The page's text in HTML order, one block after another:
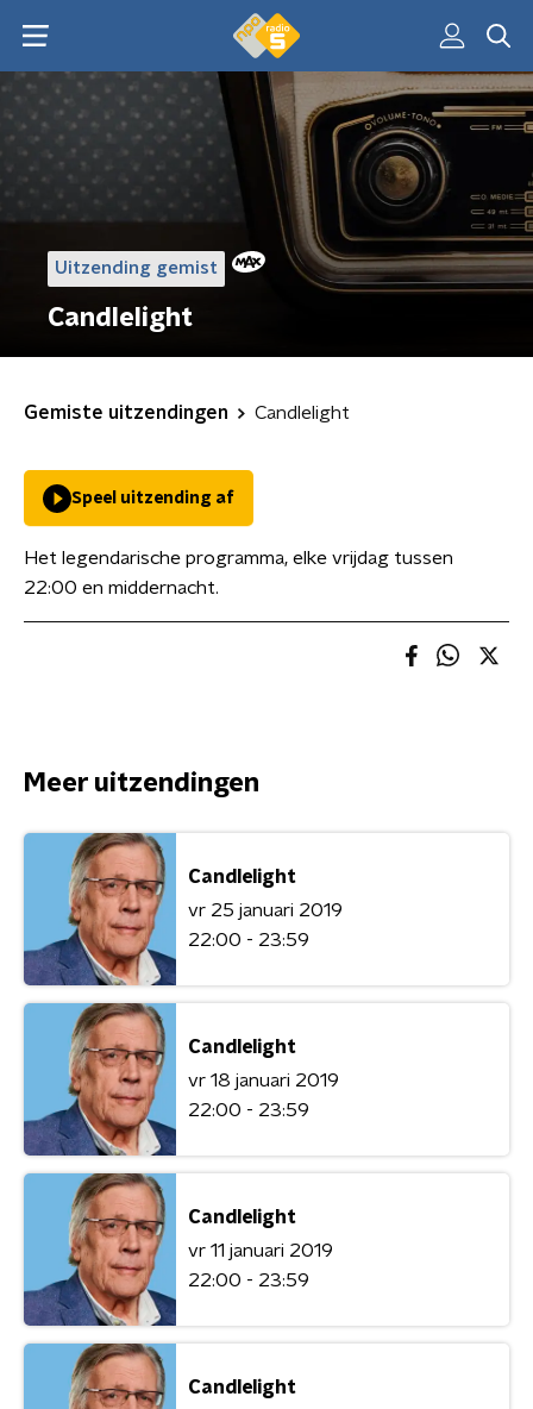
Uitzending gemist
Candlelight
Gemiste uitzendingen Candlelight
Speel uitzending af
Het legendarische programma, elke vrijdag tussen
22:00 en middernacht.
Meer uitzendingen
Candlelight
vr 25 januari 2019
22:00 - 23:59
Candlelight
vr 18 januari 2019
22:00 - 23:59
Candlelight
vr 11 januari 2019
22:00 - 23:59
Candlelight